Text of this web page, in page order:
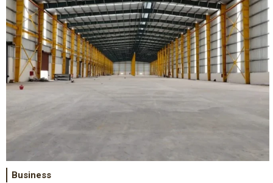
Business